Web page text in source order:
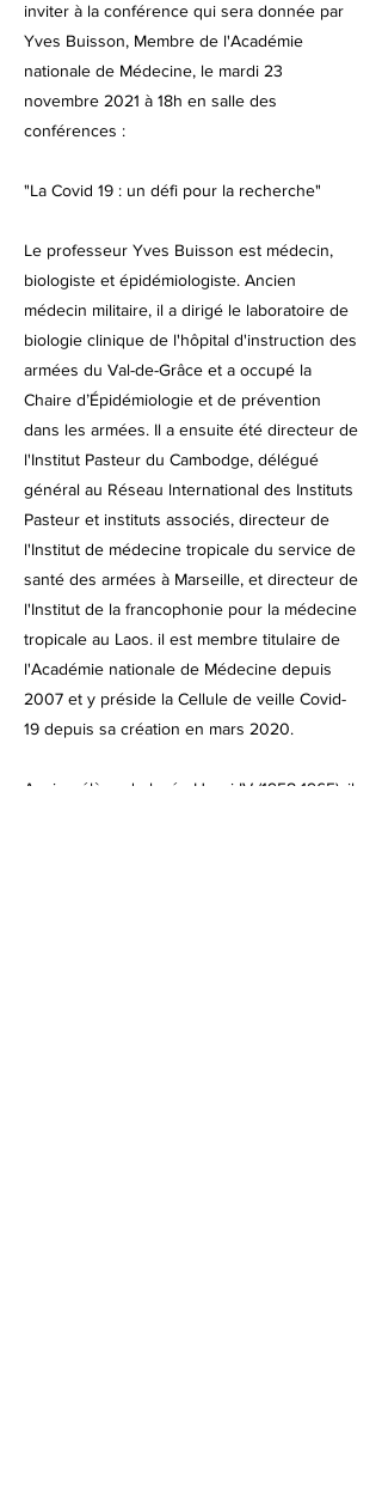
inviter à la conférence qui sera donnée par
Yves Buisson, Membre de l'Académie
nationale de Médecine, le mardi 23
novembre 2021 à 18h en salle des
conférences :
"La Covid 19 : un défi pour la recherche"
Le professeur Yves Buisson est médecin,
biologiste et épidémiologiste. Ancien
médecin militaire, il a dirigé le laboratoire de
biologie clinique de l'hôpital d'instruction des
armées du Val-de-Grâce et a occupé la
Chaire d’Épidémiologie et de prévention
dans les armées. Il a ensuite été directeur de
l'Institut Pasteur du Cambodge, délégué
général au Réseau lnternational des Instituts
Pasteur et instituts associés, directeur de
l'Institut de médecine tropicale du service de
santé des armées à Marseille, et directeur de
l'Institut de la francophonie pour la médecine
tropicale au Laos. il est membre titulaire de
l'Académie nationale de Médecine depuis
2007 et y préside la Cellule de veille Covid-
19 depuis sa création en mars 2020.
Ancien élève du lycée Henri-IV (1958-1965) , il